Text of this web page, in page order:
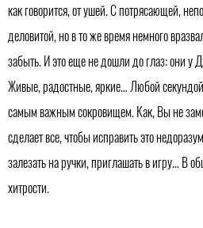
как говорится, от ушей. С потрясающей,
деловитой, но в то же время немного
забыть. И это еще не дошли до глаз: они у
Живые, радостные, яркие… Любой
самым важным сокровищем. Как, Вы не
сделает все, чтобы исправить это
залезать на ручки, приглашать в игру… В
хитрости.